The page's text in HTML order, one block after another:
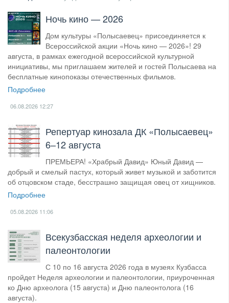
Ночь кино — 2026
Дом культуры «Полысаевец» присоединяется к
Всероссийской акции «Ночь кино — 2026»! 29
августа, в рамках ежегодной всероссийской культурной
инициативы, мы приглашаем жителей и гостей Полысаева на
бесплатные кинопоказы отечественных фильмов.
Подробнее
06.08.2026 12:27
​Репертуар кинозала ДК «Полысаевец»
6–12 августа
ПРЕМЬЕРА! «Храбрый Давид» Юный Давид —
добрый и смелый пастух, который живет музыкой и заботится
об отцовском стаде, бесстрашно защищая овец от хищников.
Подробнее
05.08.2026 11:06
Всекузбасская неделя археологии и
палеонтологии
С 10 по 16 августа 2026 года в музеях Кузбасса
пройдет Неделя археологии и палеонтологии, приуроченная
ко Дню археолога (15 августа) и Дню палеонтолога (16
августа).